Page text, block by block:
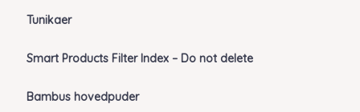
Tunikaer
Smart Products Filter Index – Do not delete
Bambus hovedpuder